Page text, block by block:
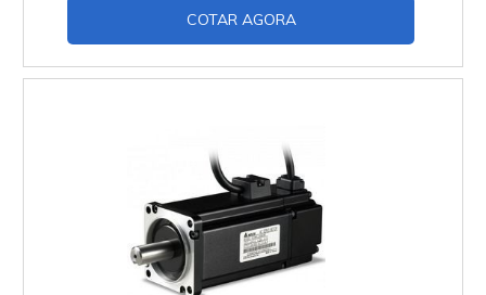
movimento, por exemplo, sem que aja o
identificar a presença de algo depende do
COTAR AGORA